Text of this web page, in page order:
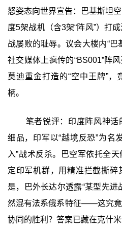
怒姿态向世界宣告：巴基斯坦
度5架战机（含3架“阵风”）打
战屡败的耻辱。议会大楼内“巴
社交媒体上疯传的“BS001”阵
莫迪重金打造的“空中王牌”
柄。
笔者锐评：印度阵风神话
细品，印军以“越境反恐”为名
入”战术反杀。巴空军依托全
定印军机群，用精准拦截撕碎
是，巴外长达尔透露“某型先进
然混有法系俄系特征——这究
协同的胜利？答案已藏在克什米